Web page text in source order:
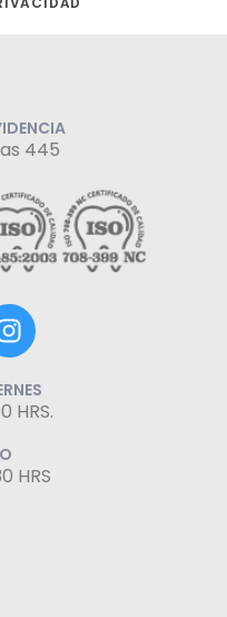
445
I
n
s
t
a
g
r
HRS.
HRS